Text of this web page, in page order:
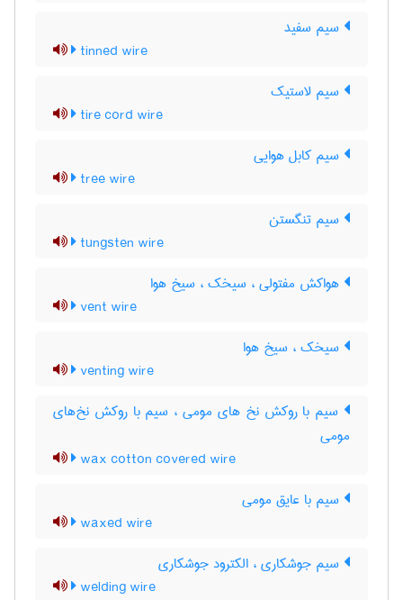
سیم سفید
tinned wire
سیم لاستیک
tire cord wire
سیم کابل هوایی
tree wire
سیم تنگستن
tungsten wire
هواکش مفتولی ، سیخک ، سیخ هوا
vent wire
سیخک ، سیخ هوا
venting wire
سیم با روکش نخ های مومی ، سیم با روکش نخ‌های
مومی
wax cotton covered wire
سیم با عایق مومی
waxed wire
سیم جوشکاری ، الکترود جوشکاری
welding wire